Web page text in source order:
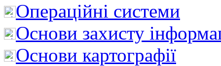
Операційні системи
Основи захисту
Основи картографії